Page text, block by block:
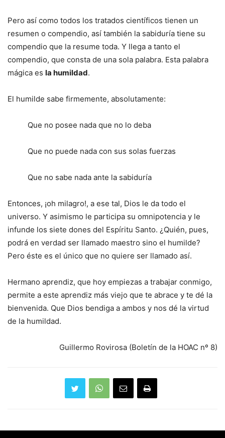
Pero así como todos los tratados científicos tienen un
resumen o compendio, así también la sabiduría tiene su
compendio que la resume toda. Y llega a tanto el
compendio, que consta de una sola palabra. Esta palabra
mágica es la humildad.
El humilde sabe firmemente, absolutamente:
Que no posee nada que no lo deba
Que no puede nada con sus solas fuerzas
Que no sabe nada ante la sabiduría
Entonces, ¡oh milagro!, a ese tal, Dios le da todo el
universo. Y asimismo le participa su omnipotencia y le
infunde los siete dones del Espíritu Santo. ¿Quién, pues,
podrá en verdad ser llamado maestro sino el humilde?
Pero éste es el único que no quiere ser llamado así.
Hermano aprendiz, que hoy empiezas a trabajar conmigo,
permite a este aprendiz más viejo que te abrace y te dé la
bienvenida. Que Dios bendiga a ambos y nos dé la virtud
de la humildad.
Guillermo Rovirosa (Boletín de la HOAC nº 8)